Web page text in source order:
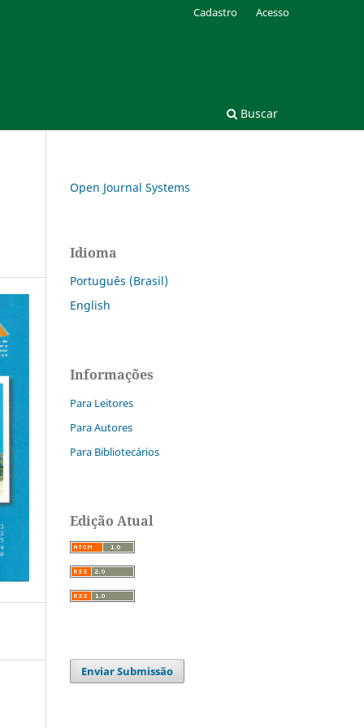
Buscar
Cadastro Acesso
Open Journal Systems
Idioma
Português (Brasil)
English
Informações
Para Leitores
Para Autores
Para Bibliotecários
Edição Atual
Enviar Submissão